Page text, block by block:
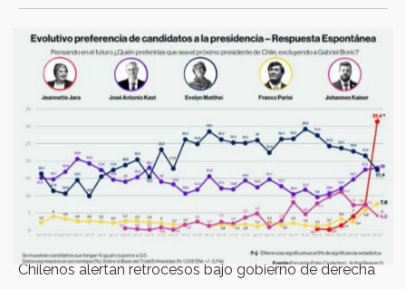
Chilenos alertan retrocesos bajo gobierno de derecha